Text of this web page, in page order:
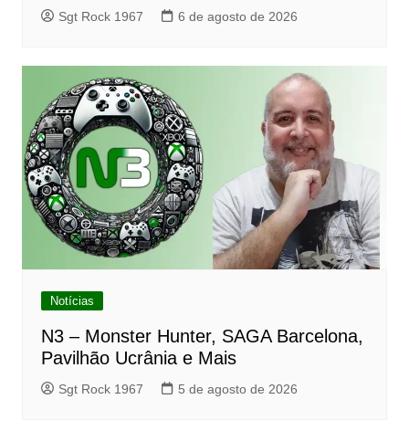
Sgt Rock 1967 6 de agosto de 2026
Notícias
N3 – Monster Hunter, SAGA Barcelona,
Pavilhão Ucrânia e Mais
Sgt Rock 1967 5 de agosto de 2026